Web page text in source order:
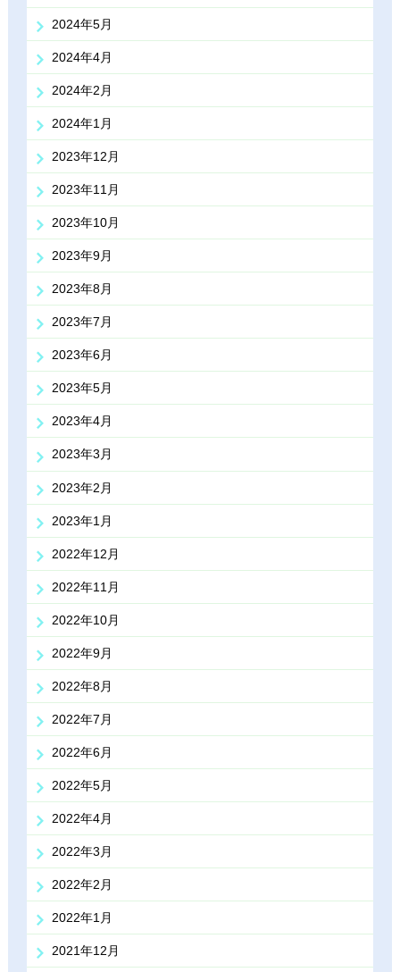
2024年5月
2024年4月
2024年2月
2024年1月
2023年12月
2023年11月
2023年10月
2023年9月
2023年8月
2023年7月
2023年6月
2023年5月
2023年4月
2023年3月
2023年2月
2023年1月
2022年12月
2022年11月
2022年10月
2022年9月
2022年8月
2022年7月
2022年6月
2022年5月
2022年4月
2022年3月
2022年2月
2022年1月
2021年12月